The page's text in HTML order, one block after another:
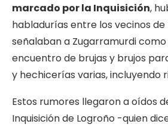
marcado por la Inquisición,
habladurías entre los vecinos de
señalaban a Zugarramurdi
encuentro de brujas y brujos
y hechicerías varias, incluyendo
Estos rumores llegaron a oídos
Inquisición de Logroño -quien